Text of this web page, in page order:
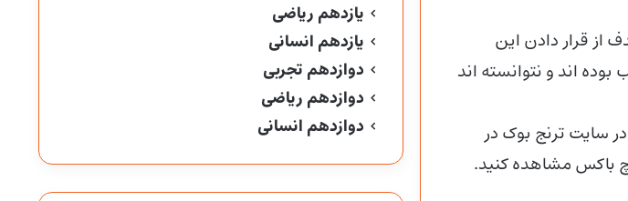
میشوند ، هدف از قرار دادن این
اند و نتوانسته اند
در سایت ترنج بوک در
باکس مشاهده کنید.
یازدهم ریاضی
یازدهم انسانی
دوازدهم تجربی
دوازدهم ریاضی
دوازدهم انسانی